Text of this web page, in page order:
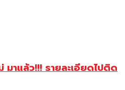
มาแล้ว!!! รายละเอียดไปติด